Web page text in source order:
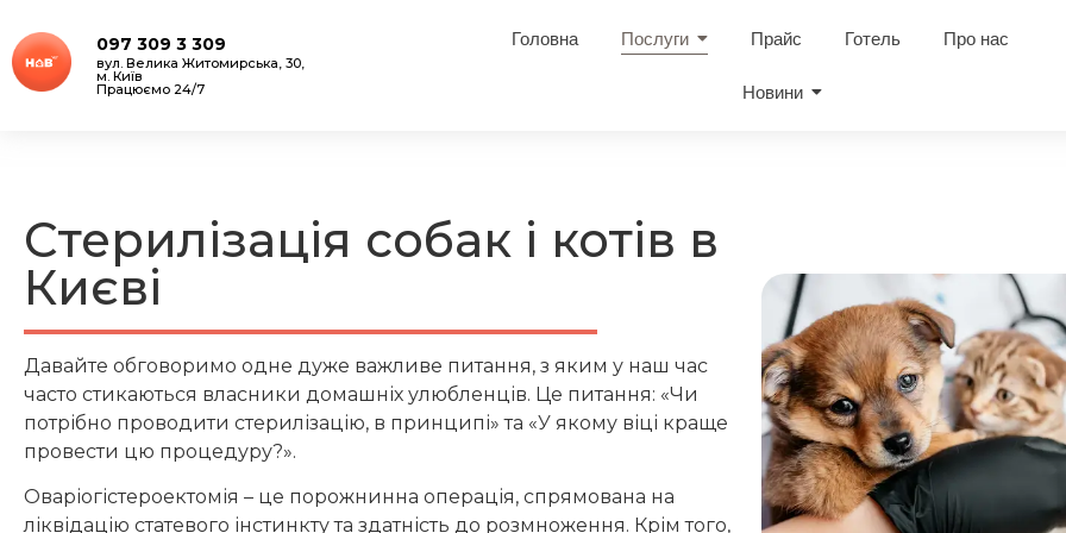
097 309 3 309
вул. Велика Житомирська, 30,
м. Київ
Працюємо 24/7
Головна Послуги Прайс Готель Про нас
Новини
Стерилізація собак і котів в
Києві
Давайте обговоримо одне дуже важливе питання, з яким у наш час
часто стикаються власники домашніх улюбленців. Це питання: «Чи
потрібно проводити стерилізацію, в принципі» та «У якому віці краще
провести цю процедуру?».
Оваріогістероектомія – це порожнинна операція, спрямована на
ліквідацію статевого інстинкту та здатність до розмноження. Крім того,